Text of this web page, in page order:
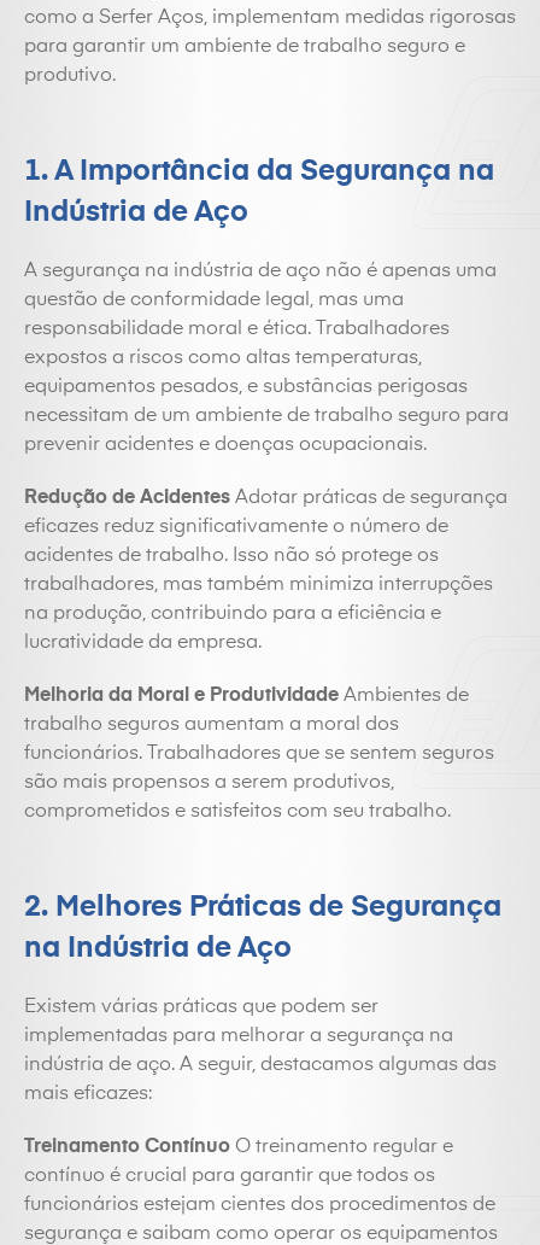
como a Serfer Aços, implementam medidas rigorosas
para garantir um ambiente de trabalho seguro e
produtivo.
1. A Importância da Segurança na
Indústria de Aço
A segurança na indústria de aço não é apenas uma
questão de conformidade legal, mas uma
responsabilidade moral e ética. Trabalhadores
expostos a riscos como altas temperaturas,
equipamentos pesados, e substâncias perigosas
necessitam de um ambiente de trabalho seguro para
prevenir acidentes e doenças ocupacionais.
Redução de Acidentes Adotar práticas de segurança
eficazes reduz significativamente o número de
acidentes de trabalho. Isso não só protege os
trabalhadores, mas também minimiza interrupções
na produção, contribuindo para a eficiência e
lucratividade da empresa.
Melhoria da Moral e Produtividade Ambientes de
trabalho seguros aumentam a moral dos
funcionários. Trabalhadores que se sentem seguros
são mais propensos a serem produtivos,
comprometidos e satisfeitos com seu trabalho.
2. Melhores Práticas de Segurança
na Indústria de Aço
Existem várias práticas que podem ser
implementadas para melhorar a segurança na
indústria de aço. A seguir, destacamos algumas das
mais eficazes:
Treinamento Contínuo O treinamento regular e
contínuo é crucial para garantir que todos os
funcionários estejam cientes dos procedimentos de
segurança e saibam como operar os equipamentos